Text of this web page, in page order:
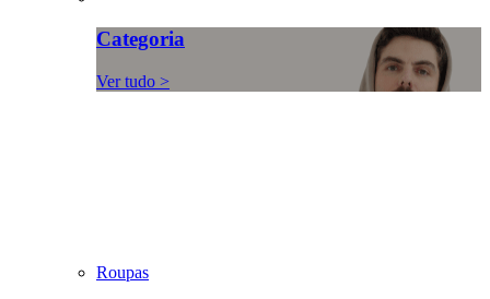
Categoria
Ver tudo >
Roupas